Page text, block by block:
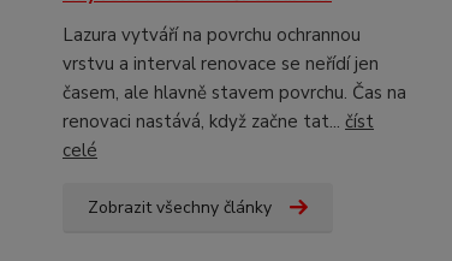
Lazura vytváří na povrchu ochrannou
vrstvu a interval renovace se neřídí jen
časem, ale hlavně stavem povrchu. Čas na
renovaci nastává, když začne tat... číst
celé
Zobrazit všechny články